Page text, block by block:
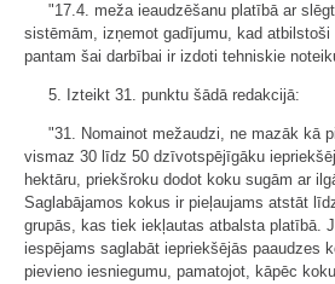
"17.4. meža ieaudzēšanu platībā ar
sistēmām, izņemot gadījumu, kad atbilstoši
pantam šai darbībai ir izdoti tehniskie
5. Izteikt 31. punktu šādā redakcijā:
"31. Nomainot mežaudzi, ne mazāk kā
vismaz 30 līdz 50 dzīvotspējīgāku
hektāru, priekšroku dodot koku sugām ar
Saglabājamos kokus ir pieļaujams atstāt
grupās, kas tiek iekļautas atbalsta platībā.
iespējams saglabāt iepriekšējās paaudzes
pievieno iesniegumu, pamatojot, kāpēc